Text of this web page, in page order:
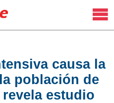
causa la
población de
estudio